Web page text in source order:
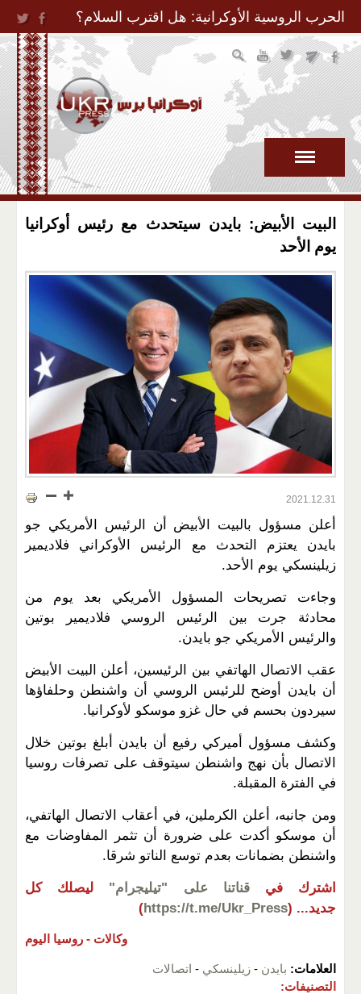
Jump to Navigation
الحرب الروسية الأوكرانية: هل اقترب السلام؟
البيت الأبيض: بايدن سيتحدث مع رئيس أوكرانيا
يوم الأحد
2021.12.31
أعلن مسؤول بالبيت الأبيض أن الرئيس الأمريكي جو
بايدن يعتزم التحدث مع الرئيس الأوكراني فلاديمير
زيلينسكي يوم الأحد.
وجاءت تصريحات المسؤول الأمريكي بعد يوم من
محادثة جرت بين الرئيس الروسي فلاديمير بوتين
والرئيس الأمريكي جو بايدن.
عقب الاتصال الهاتفي بين الرئيسين، أعلن البيت الأبيض
أن بايدن أوضح للرئيس الروسي أن واشنطن وحلفاؤها
سيردون بحسم في حال غزو موسكو لأوكرانيا.
وكشف مسؤول أميركي رفيع أن بايدن أبلغ بوتين خلال
الاتصال بأن نهج واشنطن سيتوقف على تصرفات روسيا
في الفترة المقبلة.
ومن جانبه، أعلن الكرملين، في أعقاب الاتصال الهاتفي،
أن موسكو أكدت على ضرورة أن تثمر المفاوضات مع
واشنطن بضمانات بعدم توسع الناتو شرقا.
اشترك في قناتنا على "تيليجرام"
ليصلك كل
جديد... (
https://t.me/Ukr_Press
)
وكالات - روسيا اليوم
العلامات: بايدن - زيلينسكي - اتصالات
التصنيفات: